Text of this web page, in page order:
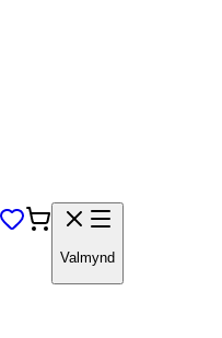
Valmynd